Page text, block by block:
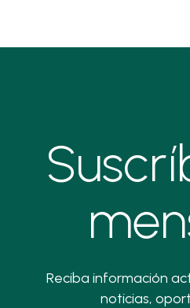
Reciba información
noticias,